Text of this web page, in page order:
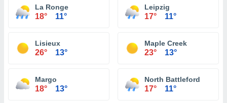
La Ronge
18° 11°
Leipzig
17° 11°
Lisieux
26° 13°
Maple Creek
23° 13°
Margo
18° 13°
North Battleford
17° 11°